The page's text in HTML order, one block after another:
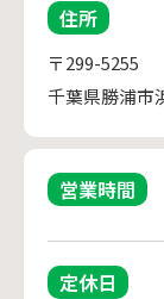
住所
〒299-5255
千葉県勝浦市
営業時間
定休日